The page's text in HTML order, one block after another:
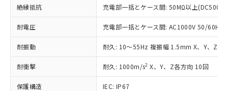
絶縁抵抗 充電部一括とケース間: 50MΩ以上(DC500V
耐電圧 充電部一括とケース間: AC1000V 50/60Hz
耐振動 耐久: 10～55Hz 複振幅 1.5mm X、Y、Z各
耐衝撃 耐久: 1000m/s2 X、Y、Z各方向 10回
保護構造
IEC: IP67
ことをご了承ください。
在庫状況および標準価格照会結果は、
記載している更新日時点での社内デー
タに基づき作成されるものであり、閲
覧された時点での実際の在庫および標
準価格とは異なる場合があることをご
了承ください。
むを得ず変更することがあります。
ミウム(Cd) 100ppm以下、
六価クロム(Cr(Ⅵ)) 1000ppm以下、ポリ臭化ビフェニル
類(PBB) 1000ppm以下、ポリ臭化ジフェニルエーテル類
(PBDE) 1000ppm以下、フタル酸ビス(2-エチルヘキシ
ル) (DEHP)(別名：DOP) 1000ppm以下、フタル酸ブチ
ルベンジル（BBP） 1000ppm以下、フタル酸ジブチル
「－」：未確認です。当社販売部門へお問
*中国RoHS10物質の基準値 (GB/T26572)：
Pb(鉛) :1000ppm、 Hg(水銀) : 1000ppm、 Cd(カドミウ
Cr(Ⅵ)(六価クロム) : 1000ppm、 PBBs(ポリ臭化ビフェ
DBP(フタル酸ジブチル) : 1000ppm、 DIBP(フタル酸ジ
当社は、これら貴社製品のうち、外国
為替および外国貿易法に定める商品
（以下｢規制貨物等」という）を輸出
または国外への提供する場合は、日本
国政府の輸出許可(または役務取引許
可)を取得するなどの必要な手続きを
当社は規制貨物を破棄する場合は、完
一定数以上の在庫あり